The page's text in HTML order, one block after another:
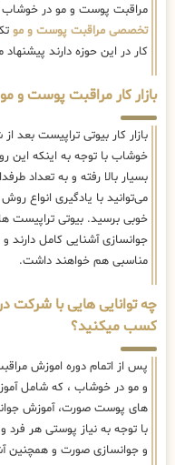
مراقبت پوست و مو در خوشاب
تخصصی مراقبت پوست و مو
کار در این حوزه دارند
بازار کار مراقبت پوست و
بازار کار بیوتی تراپیست
خوشاب با توجه به اینکه این
بسیار بالا رفته و به تعداد
می‌توانید با یادگیری انواع
خوبی برسید. بیوتی تراپیست
جوانسازی آشنایی کامل دارند
مناسبی هم خواهند داشت.
چه توانایی هایی با
کسب میکنید؟
پس از اتمام دوره اموزش
و مو در خوشاب ، که شامل
های پوست صورت، آموزش
با توجه به نیاز پوستی هر
و جوانسازی صورت و همچنین